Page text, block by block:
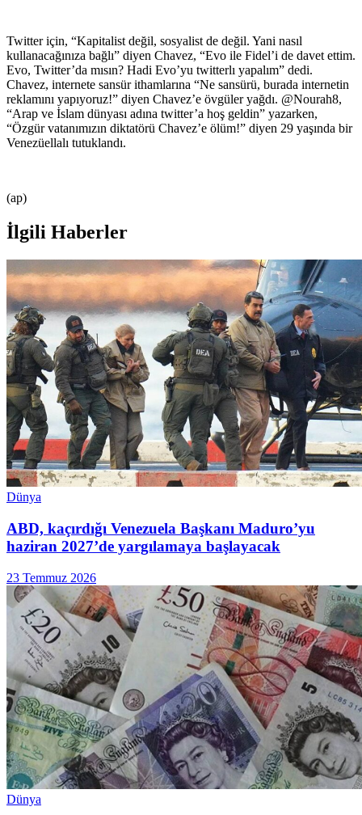
Twitter için, “Kapitalist değil, sosyalist de değil. Yani nasıl
kullanacağınıza bağlı” diyen Chavez, “Evo ile Fidel’i de davet ettim.
Evo, Twitter’da mısın? Hadi Evo’yu twitterlı yapalım” dedi.
Chavez, internete sansür ithamlarına “Ne sansürü, burada internetin
reklamını yapıyoruz!” diyen Chavez’e övgüler yağdı. @Nourah8,
“Arap ve İslam dünyası adına twitter’a hoş geldin” yazarken,
“Özgür vatanımızın diktatörü Chavez’e ölüm!” diyen 29 yaşında bir
Venezüellalı tutuklandı.
(ap)
İlgili Haberler
Dünya
ABD, kaçırdığı Venezuela Başkanı Maduro’yu
haziran 2027’de yargılamaya başlayacak
23 Temmuz 2026
Dünya